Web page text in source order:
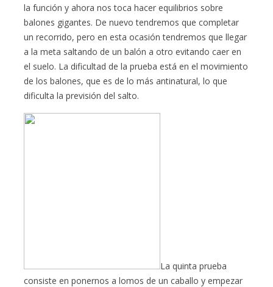
la función y ahora nos toca hacer equilibrios sobre
balones gigantes. De nuevo tendremos que completar
un recorrido, pero en esta ocasión tendremos que llegar
a la meta saltando de un balón a otro evitando caer en
el suelo. La dificultad de la prueba está en el movimiento
de los balones, que es de lo más antinatural, lo que
dificulta la previsión del salto.
La quinta prueba
consiste en ponernos a lomos de un caballo y empezar